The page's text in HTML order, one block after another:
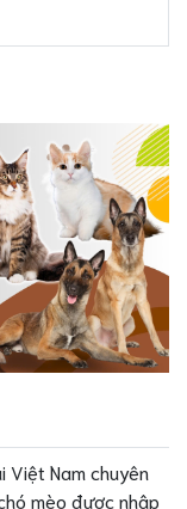
Việt Nam chuyên
mèo được nhập